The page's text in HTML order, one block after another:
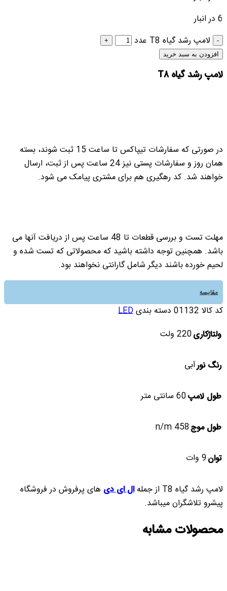
6 در انبار
لامپ رشد گیاه T8 عدد
افزودن به سبد خرید
لامپ رشد گیاه T8
در صورتی که سفارشات تیپاکس تا ساعت 15 ثبت شوند، بسته
همان روز و سفارشات پستی نیز 24 ساعت پس از ثبت، ارسال
خواهند شد. کد رهگیری هم برای مشتری پیامک می شود.
مهلت تست و بررسی قطعات تا 48 ساعت پس از دریافت آنها می
باشد. همچنین توجه داشته باشید که محصولاتی که تست شده و
لحیم خورده باشند دیگر شامل گارانتی نخواهند بود.
مقایسه
کد کالا 01132 دسته بندیLED
ولتاژکاری220 ولت
رنگ نورآبی
طول لامپ60 سانتی متر
طول موج458 n/m
توان9 وات
لامپ رشد گیاه T8 از جمله ال ای دی های پرفروش در فروشگاه
پیشرو تلاشگران میباشد.
محصولات مشابه